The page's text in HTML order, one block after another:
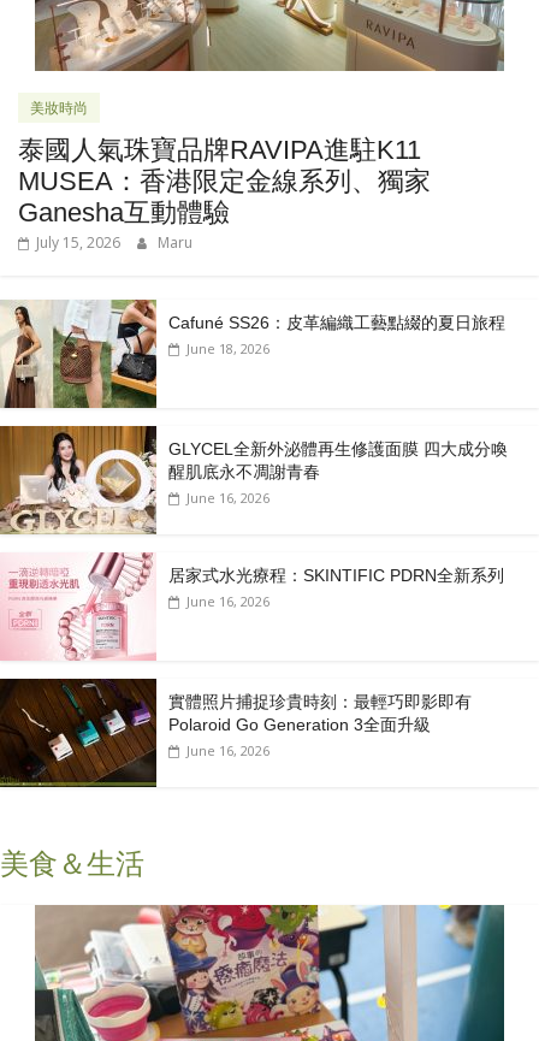
美妝時尚
泰國人氣珠寶品牌RAVIPA進駐K11
MUSEA：香港限定金線系列、獨家
Ganesha互動體驗
July 15, 2026 Maru
Cafuné SS26：皮革編織工藝點綴的夏日旅程
June 18, 2026
GLYCEL全新外泌體再生修護面膜 四大成分喚
醒肌底永不凋謝青春
June 16, 2026
居家式水光療程：SKINTIFIC PDRN全新系列
June 16, 2026
實體照片捕捉珍貴時刻：最輕巧即影即有
Polaroid Go Generation 3全面升級
June 16, 2026
美食＆生活